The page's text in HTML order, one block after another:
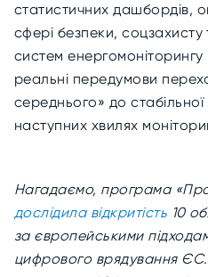
статистичних дашбордів,
сфері безпеки,
систем
реальні передумови
середнього» до стабільної
наступних хвилях
Нагадаємо, програма
дослідила відкритість 10
за європейськими
цифрового врядування ЄС.